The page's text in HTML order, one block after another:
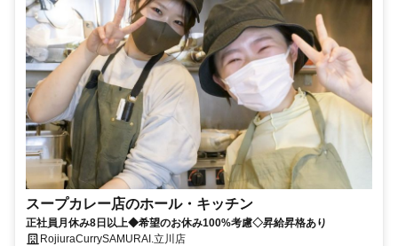
スープカレー店のホール・キッチン
正社員月休み8日以上◆希望のお休み100%考慮◇昇給昇格あり
RojiuraCurrySAMURAI.立川店